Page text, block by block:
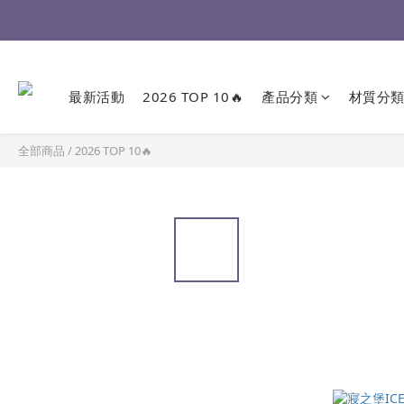
最新活動 2026 TOP 10🔥 產品分類 材質分類
全部商品 /2026 TOP 10🔥